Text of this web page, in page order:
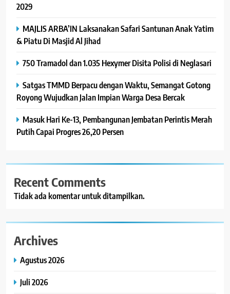
2029
MAJLIS ARBA’IN Laksanakan Safari Santunan Anak Yatim
& Piatu Di Masjid Al Jihad
750 Tramadol dan 1.035 Hexymer Disita Polisi di Neglasari
Satgas TMMD Berpacu dengan Waktu, Semangat Gotong
Royong Wujudkan Jalan Impian Warga Desa Bercak
Masuk Hari Ke-13, Pembangunan Jembatan Perintis Merah
Putih Capai Progres 26,20 Persen
Recent Comments
Tidak ada komentar untuk ditampilkan.
Archives
Agustus 2026
Juli 2026